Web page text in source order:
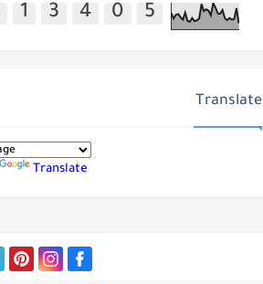
1 3 4 0 5
Translate
Translate